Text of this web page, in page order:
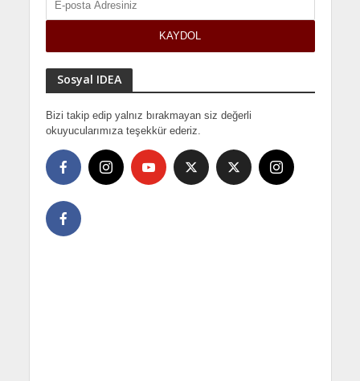
Sosyal IDEA
Bizi takip edip yalnız bırakmayan siz değerli
okuyucularımıza teşekkür ederiz.